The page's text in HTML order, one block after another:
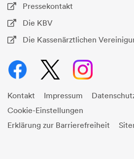
Pressekontakt
Die KBV
Die Kassenärztlichen
Kontakt Impressum
Cookie-Einstellungen
Erklärung zur Barrierefreiheit